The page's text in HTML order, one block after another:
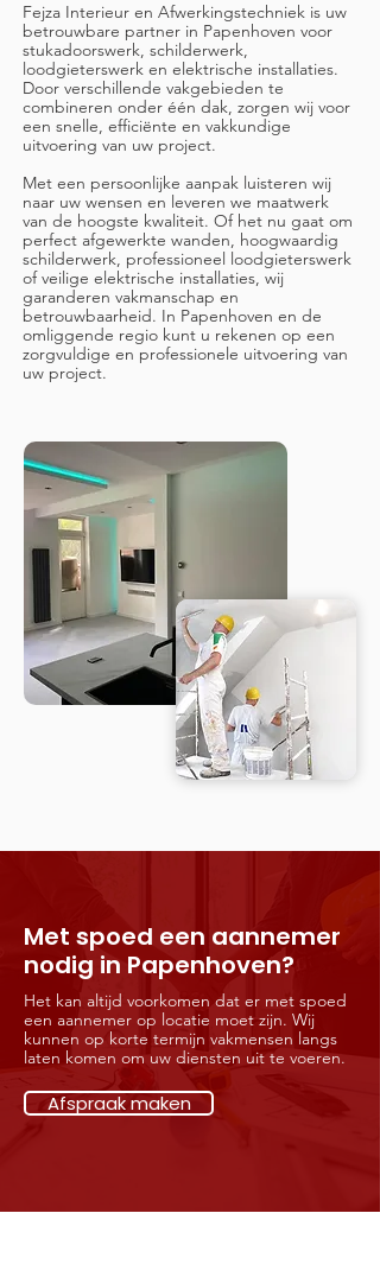
Fejza Interieur en Afwerkingstechniek is uw
betrouwbare partner in Papenhoven voor
stukadoorswerk, schilderwerk,
loodgieterswerk en elektrische installaties.
Door verschillende vakgebieden te
combineren onder één dak, zorgen wij voor
een snelle, efficiënte en vakkundige
uitvoering van uw project.
Met een persoonlijke aanpak luisteren wij
naar uw wensen en leveren we maatwerk
van de hoogste kwaliteit. Of het nu gaat om
perfect afgewerkte wanden, hoogwaardig
schilderwerk, professioneel loodgieterswerk
of veilige elektrische installaties, wij
garanderen vakmanschap en
betrouwbaarheid. In Papenhoven en de
omliggende regio kunt u rekenen op een
zorgvuldige en professionele uitvoering van
uw project.
Met spoed een aannemer
nodig in Papenhoven?
Het kan altijd voorkomen dat er met spoed
een aannemer op locatie moet zijn. Wij
kunnen op korte termijn vakmensen langs
laten komen om uw diensten uit te voeren.
Afspraak maken